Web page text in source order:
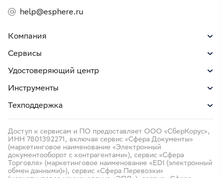
Компания
Сервисы
Удостоверяющий центр
Инструменты
Техподдержка
help@esphere.ru
Доступ к сервисам и ПО предоставляет ООО «СберКорус»,
ИНН 7801392271, включая сервис «Сфера Документы»
(маркетинговое наименование «Электронный
документооборот с контрагентами»), сервис «Сфера
Торговля» (маркетинговое наименование «EDI (электронный
обмен данными)»), сервис «Сфера Перевозки»